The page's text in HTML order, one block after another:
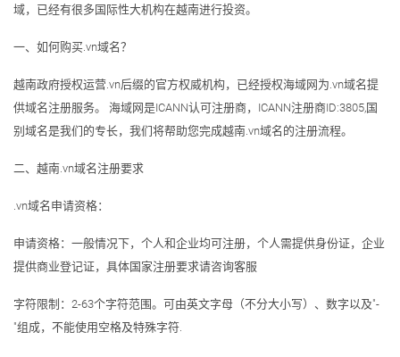
域，已经有很多国际性大机构在越南进行投资。
一、如何购买.vn域名？
越南政府授权运营.vn后缀的官方权威机构，已经授权海域网为.vn域名提
供域名注册服务。 海域网是ICANN认可注册商，ICANN注册商ID:3805,国
别域名是我们的专长，我们将帮助您完成越南.vn域名的注册流程。
二、越南.vn域名注册要求
.vn域名申请资格：
申请资格：一般情况下，个人和企业均可注册，个人需提供身份证，企业
提供商业登记证，具体国家注册要求请咨询客服
字符限制：2-63个字符范围。可由英文字母（不分大小写）、数字以及"-
"组成，不能使用空格及特殊字符.